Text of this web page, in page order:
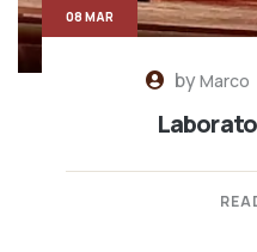
byMarco
08 MAR